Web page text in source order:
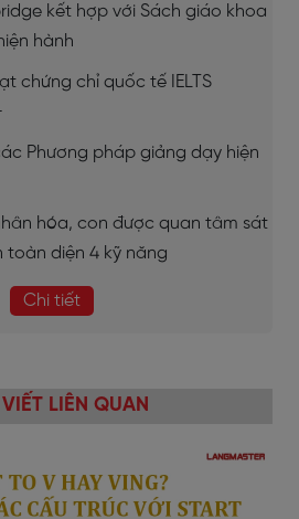
kết hợp với Sách giáo khoa
hành
chứng chỉ quốc tế IELTS
Phương pháp giảng dạy hiện
hóa, con được quan tâm sát
toàn diện 4 kỹ năng
Chi tiết
LIÊN QUAN